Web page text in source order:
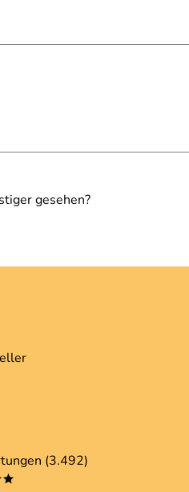
gesehen?
(3.492)